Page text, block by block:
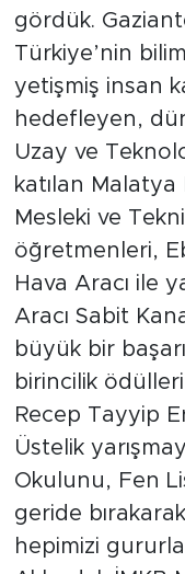
gördük.
Türkiye’nin
yetişmiş insan
hedefleyen,
Uzay ve
katılan
Mesleki ve
öğretmenleri,
Hava Aracı ile
Aracı Sabit
büyük bir
birincilik
Recep Tayyip
Üstelik
Okulunu, Fen
geride
hepimizi